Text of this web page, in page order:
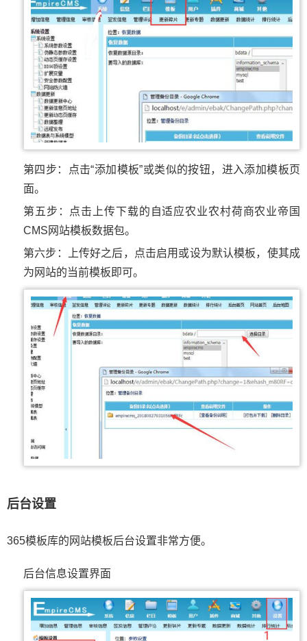
第四步：点击“添加模板”或类似的按钮，进入添加模板页
面。
第五步：点击上传下载的自适应农业农村荷商农业帝国
CMS网站模板数据包。
第六步：上传好之后，点击启用或设为默认模板，使其成
为网站的当前模板即可。
后台设置
365模板库的网站模板后台设置非常方便。
后台信息设置界面